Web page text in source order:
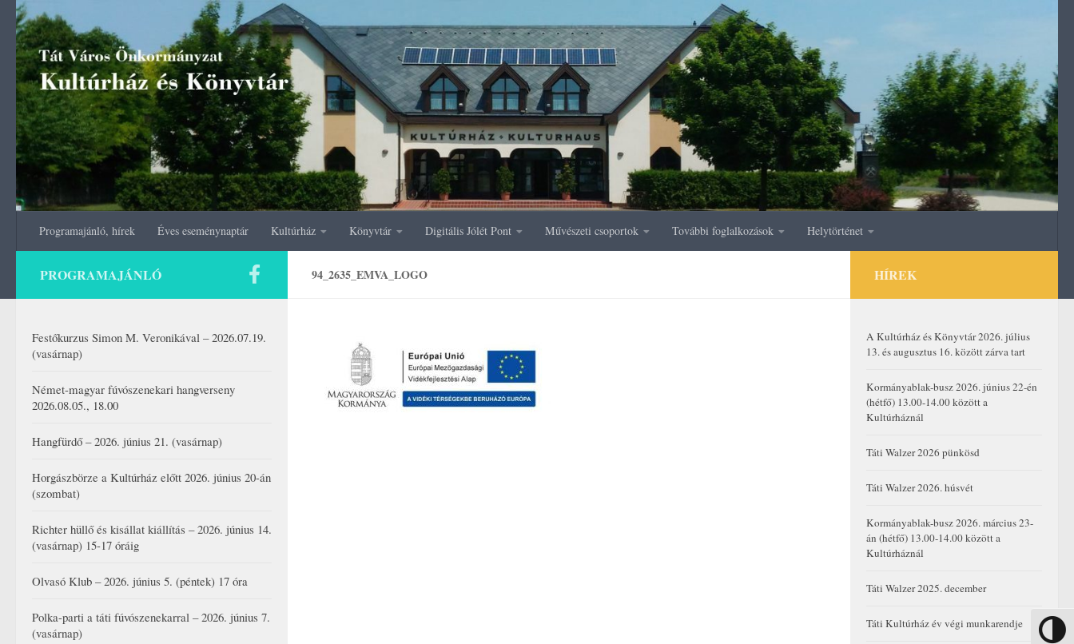
Nagy
Skip to content
Programajánló, hírek Éves eseménynaptár Kultúrház Könyvtár Digitális Jólét Pont Művészeti csoportok További foglalkozások Helytörténet
94_2635_EMVA_LOGO
PROGRAMAJÁNLÓ
Festőkurzus Simon M. Veronikával – 2026.07.19.
(vasárnap)
Német-magyar fúvószenekari hangverseny
2026.08.05., 18.00
Hangfürdő – 2026. június 21. (vasárnap)
Horgászbörze a Kultúrház előtt 2026. június 20-án
(szombat)
Richter hüllő és kisállat kiállítás – 2026. június 14.
(vasárnap) 15-17 óráig
Olvasó Klub – 2026. június 5. (péntek) 17 óra
Polka-parti a táti fúvószenekarral – 2026. június 7.
(vasárnap)
HÍREK
A Kultúrház és Könyvtár 2026. július
13. és augusztus 16. között zárva tart
Kormányablak-busz 2026. június 22-én
(hétfő) 13.00-14.00 között a
Kultúrháznál
Táti Walzer 2026 pünkösd
Táti Walzer 2026. húsvét
Kormányablak-busz 2026. március 23-
án (hétfő) 13.00-14.00 között a
Kultúrháznál
Táti Walzer 2025. december
Táti Kultúrház év végi munkarendje